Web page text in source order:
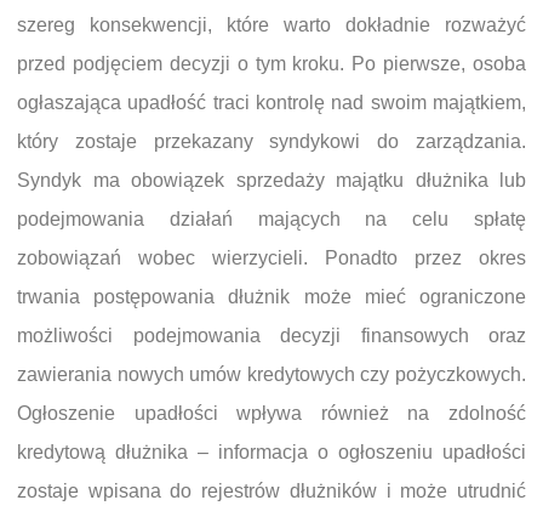
szereg konsekwencji, które warto dokładnie rozważyć
przed podjęciem decyzji o tym kroku. Po pierwsze, osoba
ogłaszająca upadłość traci kontrolę nad swoim majątkiem,
który zostaje przekazany syndykowi do zarządzania.
Syndyk ma obowiązek sprzedaży majątku dłużnika lub
podejmowania działań mających na celu spłatę
zobowiązań wobec wierzycieli. Ponadto przez okres
trwania postępowania dłużnik może mieć ograniczone
możliwości podejmowania decyzji finansowych oraz
zawierania nowych umów kredytowych czy pożyczkowych.
Ogłoszenie upadłości wpływa również na zdolność
kredytową dłużnika – informacja o ogłoszeniu upadłości
zostaje wpisana do rejestrów dłużników i może utrudnić